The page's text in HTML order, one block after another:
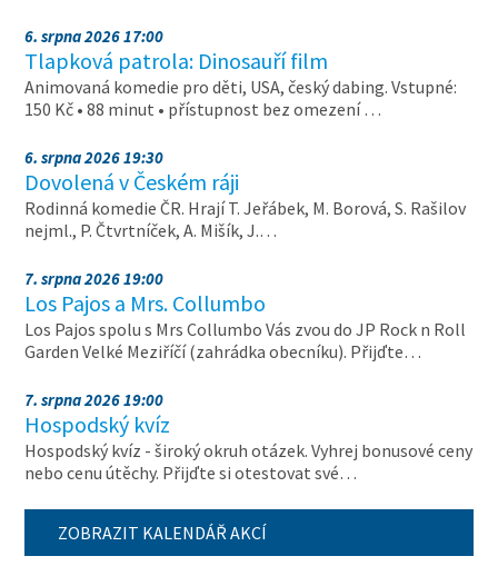
6. srpna 2026 17:00
Tlapková patrola: Dinosauří film
Animovaná komedie pro děti, USA, český dabing. Vstupné:
150 Kč • 88 minut • přístupnost bez omezení …
6. srpna 2026 19:30
Dovolená v Českém ráji
Rodinná komedie ČR. Hrají T. Jeřábek, M. Borová, S. Rašilov
nejml., P. Čtvrtníček, A. Mišík, J.…
7. srpna 2026 19:00
Los Pajos a Mrs. Collumbo
Los Pajos spolu s Mrs Collumbo Vás zvou do JP Rock n Roll
Garden Velké Meziříčí (zahrádka obecníku). Přijďte…
7. srpna 2026 19:00
Hospodský kvíz
Hospodský kvíz - široký okruh otázek. Vyhrej bonusové ceny
nebo cenu útěchy. Přijďte si otestovat své…
ZOBRAZIT KALENDÁŘ AKCÍ